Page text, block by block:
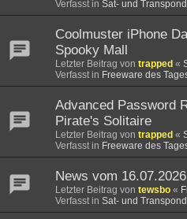
Verfasst in Sat- und
Coolmuster iPhone
Spooky Mall
Letzter Beitrag von trapped «
Verfasst in Freeware des
Advanced Password
Pirate's Solitaire
Letzter Beitrag von trapped «
Verfasst in Freeware des
News vom 16.07.2026
Letzter Beitrag von tewsbo «
Verfasst in Sat- und